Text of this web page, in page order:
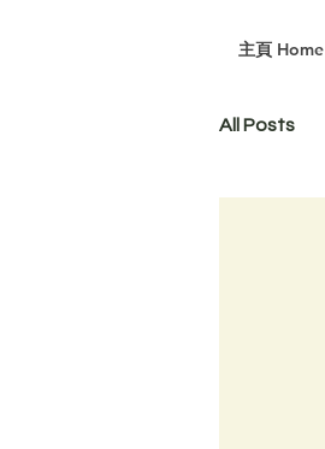
主頁 Home
All Posts